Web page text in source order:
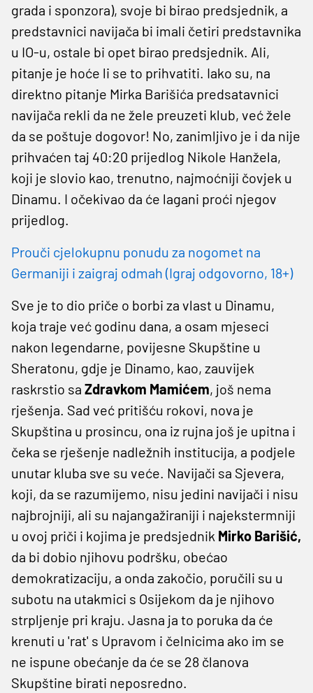
grada i sponzora), svoje bi birao predsjednik, a
predstavnici navijača bi imali četiri predstavnika
u IO-u, ostale bi opet birao predsjednik. Ali,
pitanje je hoće li se to prihvatiti. Iako su, na
direktno pitanje Mirka Barišića predsatavnici
navijača rekli da ne žele preuzeti klub, već žele
da se poštuje dogovor! No, zanimljivo je i da nije
prihvaćen taj 40:20 prijedlog Nikole Hanžela,
koji je slovio kao, trenutno, najmoćniji čovjek u
Dinamu. I očekivao da će lagani proći njegov
prijedlog.
Prouči cjelokupnu ponudu za nogomet na
Germaniji i zaigraj odmah (Igraj odgovorno, 18+)
Sve je to dio priče o borbi za vlast u Dinamu,
koja traje već godinu dana, a osam mjeseci
nakon legendarne, povijesne Skupštine u
Sheratonu, gdje je Dinamo, kao, zauvijek
raskrstio sa Zdravkom Mamićem, još nema
rješenja. Sad već pritišću rokovi, nova je
Skupština u prosincu, ona iz rujna još je upitna i
čeka se rješenje nadležnih institucija, a podjele
unutar kluba sve su veće. Navijači sa Sjevera,
koji, da se razumijemo, nisu jedini navijači i nisu
najbrojniji, ali su najangažiraniji i najekstermniji
u ovoj priči i kojima je predsjednik Mirko Barišić,
da bi dobio njihovu podršku, obećao
demokratizaciju, a onda zakočio, poručili su u
subotu na utakmici s Osijekom da je njihovo
strpljenje pri kraju. Jasna ja to poruka da će
krenuti u 'rat' s Upravom i čelnicima ako im se
ne ispune obećanje da će se 28 članova
Skupštine birati neposredno.